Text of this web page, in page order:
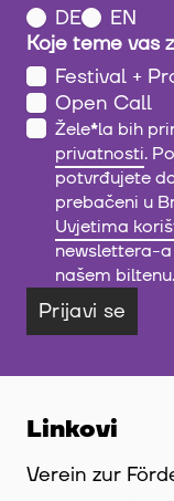
DE
EN
Koje teme vas
Festival +
Open Call
Žele*la bih
privatnosti.
potvrđujete
prebačeni u
Uvjetima
newslettera-
našem biltenu.
Prijavi se
Linkovi
Verein zur